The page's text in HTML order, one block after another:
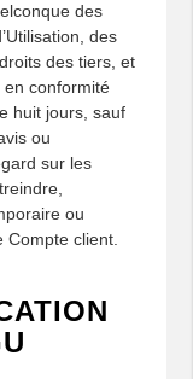
des
des
des tiers, et
conformité
huit jours, sauf
ou
sur les
ou
client.